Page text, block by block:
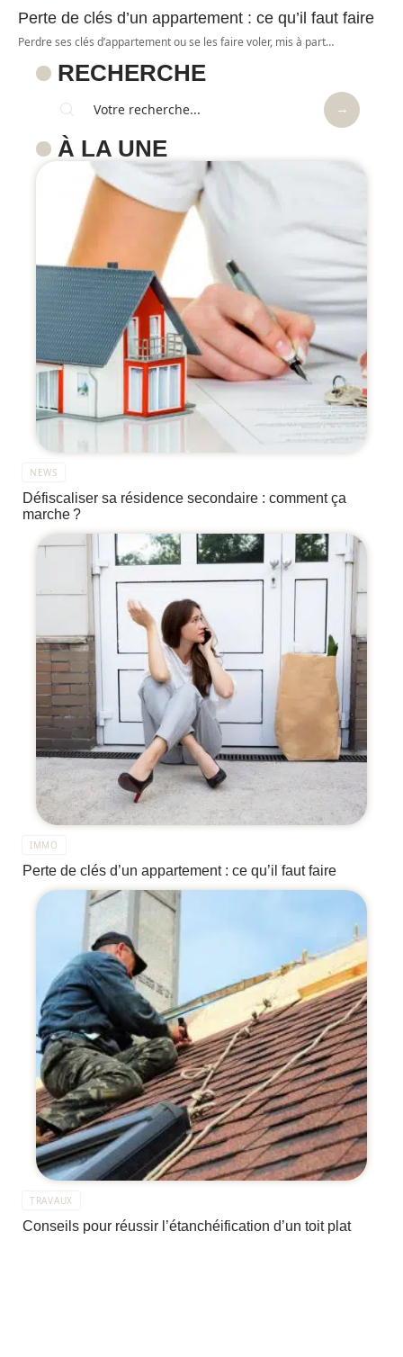
Perte de clés d’un appartement : ce qu’il faut faire
Perdre ses clés d’appartement ou se les faire voler, mis à part…
RECHERCHE
À LA UNE
NEWS
Défiscaliser sa résidence secondaire : comment ça
marche ?
IMMO
Perte de clés d’un appartement : ce qu’il faut faire
TRAVAUX
Conseils pour réussir l’étanchéification d’un toit plat